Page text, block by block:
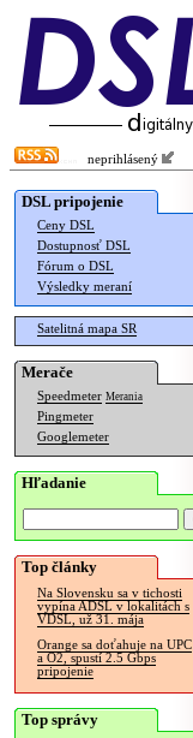
neprihlásený
DSL pripojenie
Ceny DSL
Dostupnosť DSL
Fórum o DSL
Výsledky meraní
Satelitná mapa SR
Merače
Speedmeter Merania
Pingmeter
Googlemeter
Hľadanie
Top články
Na Slovensku sa v tichosti
vypína ADSL v lokalitách s
VDSL, už 31. mája
Orange sa doťahuje na UPC
a O2, spustí 2.5 Gbps
pripojenie
Top správy